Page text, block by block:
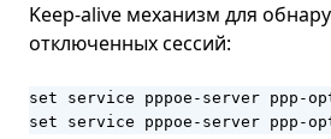
Keep-alive механизм для
отключенных сессий:
set service pppoe-server ppp-
set service pppoe-server